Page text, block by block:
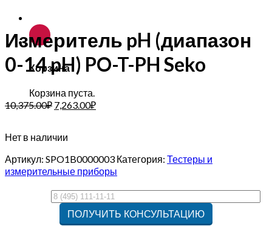
Корзина
Корзина пуста.
Измеритель pH (диапазон
0-14 pH) PO-T-PH Seko
10,375.00₽ 7,263.00₽
Нет в наличии
Артикул: SPO1B0000003 Категория: Тестеры и
измерительные приборы